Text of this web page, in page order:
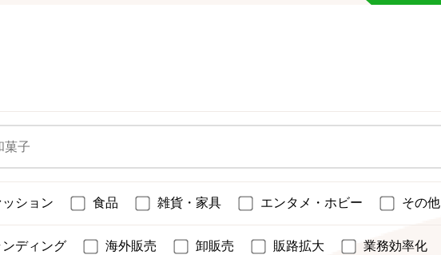
ッション 食品 雑貨・家具 エンタメ・ホビー その他
ンディング 海外販売 卸販売 販路拡大
業務効率化